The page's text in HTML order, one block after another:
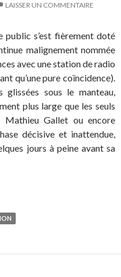
LAISSER UN COMMENTAIRE
public s’est fièrement doté
malignement nommée
avec une station de radio
qu’une pure coïncidence).
glissées sous le manteau,
plus large que les seuls
Mathieu Gallet ou encore
décisive et inattendue,
jours à peine avant sa